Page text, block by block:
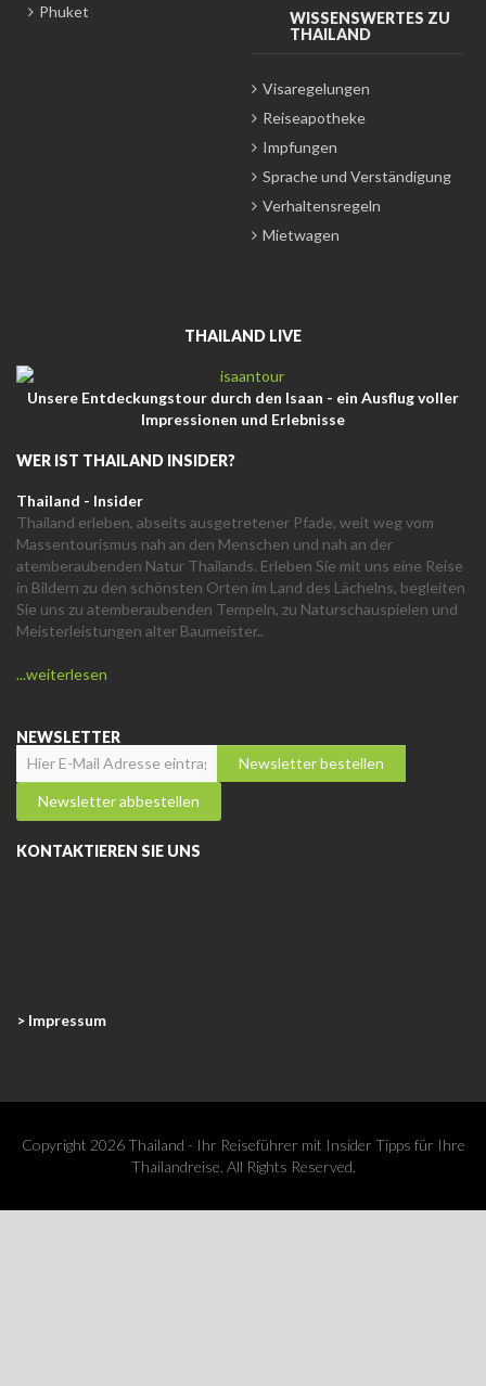
Phuket
WISSENSWERTES ZU
THAILAND
Visaregelungen
Reiseapotheke
Impfungen
Sprache und Verständigung
Verhaltensregeln
Mietwagen
THAILAND LIVE
Unsere Entdeckungstour durch den Isaan - ein Ausflug voller
Impressionen und Erlebnisse
WER IST THAILAND INSIDER?
Thailand - Insider
Thailand erleben, abseits ausgetretener Pfade, weit weg vom
Massentourismus nah an den Menschen und nah an der
atemberaubenden Natur Thailands. Erleben Sie mit uns eine Reise
in Bildern zu den schönsten Orten im Land des Lächelns, begleiten
Sie uns zu atemberaubenden Tempeln, zu Naturschauspielen und
Meisterleistungen alter Baumeister..
...weiterlesen
NEWSLETTER
KONTAKTIEREN SIE UNS
> Impressum
Copyright 2026 Thailand - Ihr Reiseführer mit Insider Tipps für Ihre
Thailandreise. All Rights Reserved.